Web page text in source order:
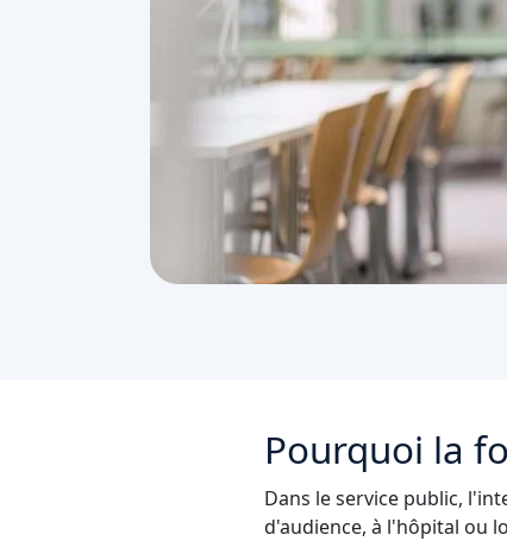
Pourquoi la
Dans le service public,
d'audience, à l'hôpital ou